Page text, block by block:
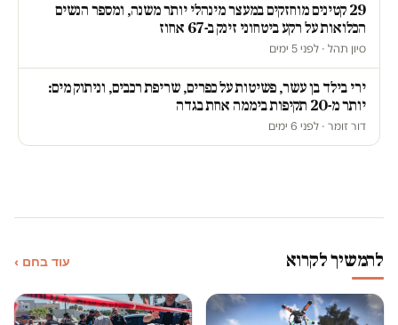
29 קטינים מוחזקים במעצר מינהלי יותר משנה, ומספר הנשים
הכלואות על רקע ביטחוני זינק ב-67 אחוז
סיון תהל · לפני 5 ימים
ירי בילד בן עשר, פשיטות על כפרים, שריפת רכבים, וניתוק מים:
יותר מ-20 תקיפות ביממה אחת בגדה
דור זומר · לפני 6 ימים
להמשיך לקרוא עוד בחם ›